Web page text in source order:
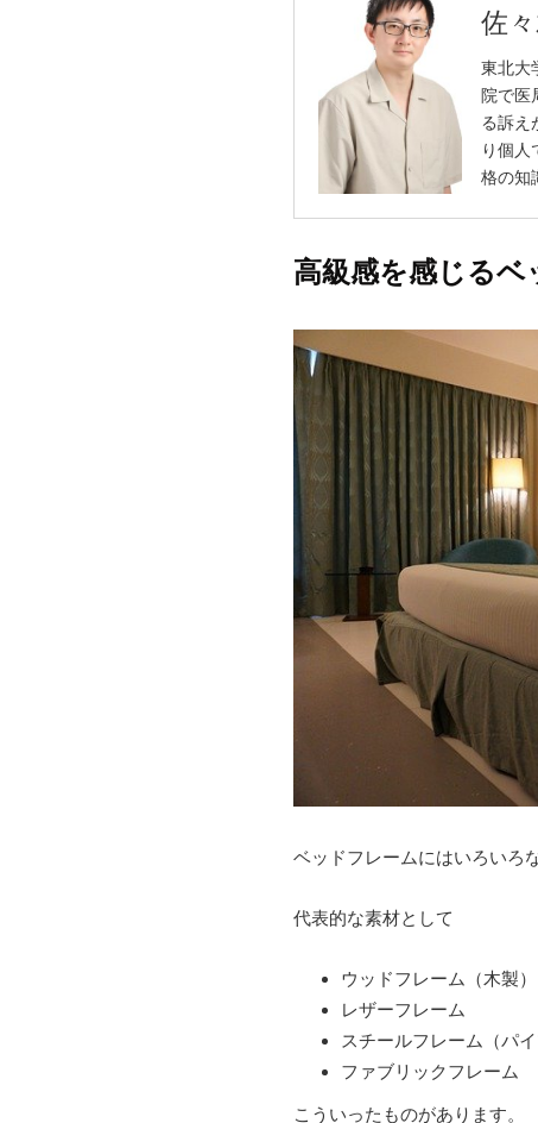
佐
東北大
院で医
る訴え
り個人
格の知
高級感を感じる
ベッドフレームにはいろいろ
代表的な素材として
ウッドフレーム
（木製）
レザーフレーム
スチールフレーム
（パ
ファブリックフレーム
こういったものがあります。